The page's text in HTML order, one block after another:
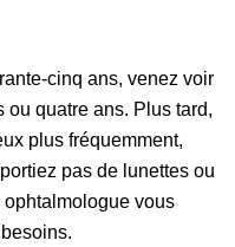
cinq ans, venez voir
ou quatre ans. Plus tard,
plus fréquemment,
pas de lunettes ou
vous